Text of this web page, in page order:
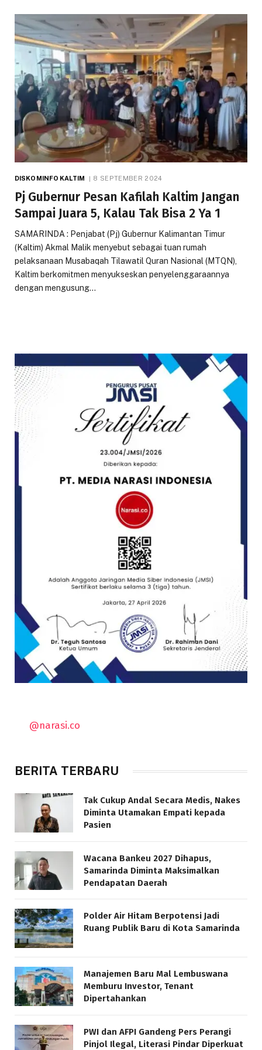
DISKOMINFO KALTIM 8 SEPTEMBER 2024
Pj Gubernur Pesan Kafilah Kaltim Jangan
Sampai Juara 5, Kalau Tak Bisa 2 Ya 1
SAMARINDA : Penjabat (Pj) Gubernur Kalimantan Timur
(Kaltim) Akmal Malik menyebut sebagai tuan rumah
pelaksanaan Musabaqah Tilawatil Quran Nasional (MTQN),
Kaltim berkomitmen menyukseskan penyelenggaraannya
dengan mengusung…
@narasi.co
BERITA TERBARU
Tak Cukup Andal Secara Medis, Nakes
Diminta Utamakan Empati kepada
Pasien
Wacana Bankeu 2027 Dihapus,
Samarinda Diminta Maksimalkan
Pendapatan Daerah
Polder Air Hitam Berpotensi Jadi
Ruang Publik Baru di Kota Samarinda
Manajemen Baru Mal Lembuswana
Memburu Investor, Tenant
Dipertahankan
PWI dan AFPI Gandeng Pers Perangi
Pinjol Ilegal, Literasi Pindar Diperkuat